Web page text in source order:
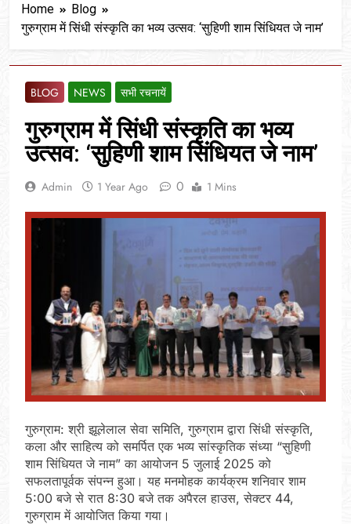
Home
Blog
गुरुग्राम में सिंधी संस्कृति का भव्य उत्सव: ‘सुहिणी शाम सिंधियत जे नाम’
BLOG NEWS सभी रचनायें
गुरुग्राम में सिंधी संस्कृति का भव्य
उत्सव: ‘सुहिणी शाम सिंधियत जे नाम’
Admin 1 Year Ago 0 1 Mins
गुरुग्राम: श्री झूलेलाल सेवा समिति, गुरुग्राम द्वारा सिंधी संस्कृति,
कला और साहित्य को समर्पित एक भव्य सांस्कृतिक संध्या “सुहिणी
शाम सिंधियत जे नाम” का आयोजन 5 जुलाई 2025 को
सफलतापूर्वक संपन्न हुआ। यह मनमोहक कार्यक्रम शनिवार शाम
5:00 बजे से रात 8:30 बजे तक अपैरल हाउस, सेक्टर 44,
गुरुग्राम में आयोजित किया गया।